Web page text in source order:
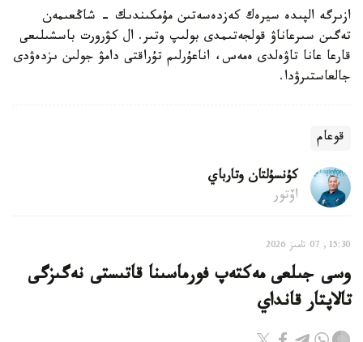
ازىرگە الپىدە سيرەك كەزدەسەتىن مۇمكىندىك - شاڭعىمەن
تەگىن سىرعاناۋ قولجەتىمدى بولىپ وتىر. ال كۋرورت باسشىلىعى
قارعا عانا تاۋەلدى ەمەس، اناعۇرلىم تۇراقتى دامۋ جولىن ىزدەۋدى
جالعاستىرۋدا.
قوعام
كۇنسۇلتان وتارباي
اۆتور
15:30, 07 تامىز 2026
وسى جىلعى مەكتەپ فورماسىنا قاتىستى نەگىزگى
تالاپتار قانداي